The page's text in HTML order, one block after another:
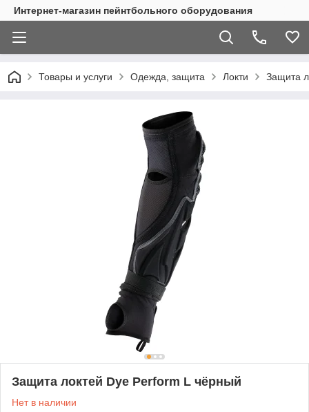
Интернет-магазин пейнтбольного оборудования
Товары и услуги Одежда, защита Локти Защита
Защита локтей Dye Perform L чёрный
Нет в наличии